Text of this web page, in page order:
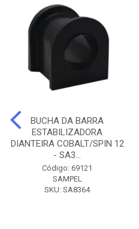
BUCHA DA BARRA
ESTABILIZADORA
DIANTEIRA COBALT/SPIN 12
- SA3...
Código: 69121
SAMPEL
SKU: SA8364